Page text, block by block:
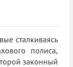
сталкиваясь
полиса,
законный